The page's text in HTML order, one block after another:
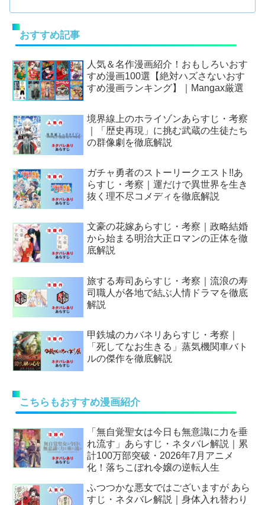
おすすめ記事
人気＆名作漫画紹介！おもしろいおす
すめ漫画100選【絶対ハズさないおす
すめ漫画ランキング】｜Mangax厳選
境界線上のホライゾンあらすじ・考察
｜「歴史再現」に挑む武蔵の生徒たち
の群像劇を徹底解説
ガチャ勇者のストーリークエスト!!あ
らすじ・考察｜運だけで異世界を生き
抜く理不尽コメディを徹底解説
文豪の花嫁あらすじ・考察｜政略結婚
から始まる明治大正ロマンの正体を徹
底解説
旅する寿司あらすじ・考察｜流浪の寿
司職人が各地で結ぶ人情ドラマを徹底
解説
甲鉄城のカバネリあらすじ・考察｜
「死してなお生きる」蒸気機関車バト
ルの傑作を徹底解説
こちらもおすすめ漫画紹介
「無自覚聖女は今日も無意識に力を垂
れ流す」あらすじ・ネタバレ解説｜累
計100万部突破・2026年7月アニメ
化！落ちこぼれ令嬢の逆転人生
ふつつかな悪女ではございますが あら
すじ・ネタバレ解説｜身体入れ替わり